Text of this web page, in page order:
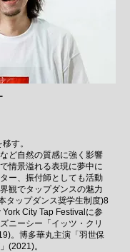
す。
ど自然の質感に強く影響
情景溢れる表現に夢中に
ー、振付師としても活動
観でタップダンスの魅力
タップダンス奨学生制度)8
City Tap Festivalに参
ニーシー「イッツ・クリ
。博多華丸主演「羽世保
(2021)。